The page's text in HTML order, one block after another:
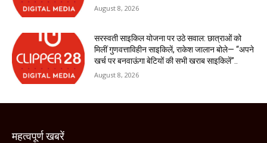
August 8, 2026
सरस्वती साइकिल योजना पर उठे सवाल: छात्राओं को
मिलीं गुणवत्ताविहीन साइकिलें, राकेश जालान बोले— “अपने
खर्च पर बनवाऊंगा बेटियों की सभी खराब साइकिलें”..
August 8, 2026
महत्वपूर्ण खबरें